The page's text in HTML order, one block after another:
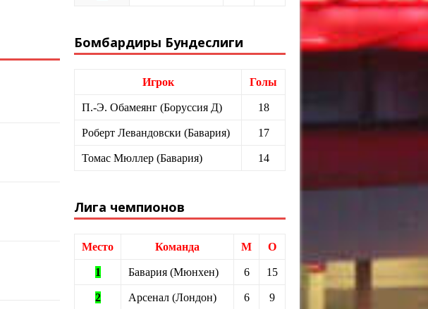
Бомбардиры Бундеслиги
Игрок Голы
П.-Э. Обамеянг (Боруссия Д) 18
Роберт Левандовски (Бавария) 17
Томас Мюллер (Бавария) 14
Лига чемпионов
Место Команда М О
1 Бавария (Мюнхен) 6 15
2 Арсенал (Лондон) 6 9